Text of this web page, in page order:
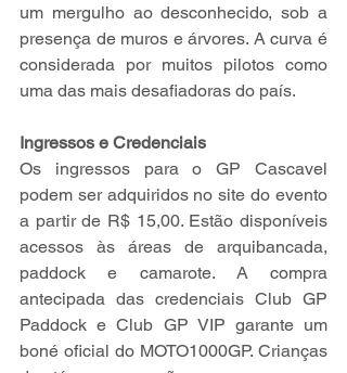
um mergulho ao desconhecido, sob a
presença de muros e árvores. A curva é
considerada por muitos pilotos como
uma das mais desafiadoras do país.
Ingressos e Credenciais
Os ingressos para o GP Cascavel
podem ser adquiridos no site do evento
a partir de R$ 15,00. Estão disponíveis
acessos às áreas de arquibancada,
paddock e camarote. A compra
antecipada das credenciais Club GP
Paddock e Club GP VIP garante um
boné oficial do MOTO1000GP. Crianças